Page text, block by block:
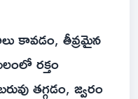
కావడం, తీవ్రమైన
రక్తం
తగ్గడం, జ్వరం